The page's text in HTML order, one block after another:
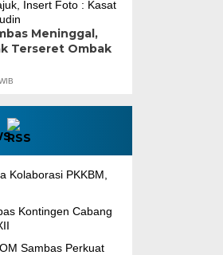
Meninggal,
Terseret Ombak
Kolaborasi PKKBM,
Kontingen Cabang
Sambas Perkuat